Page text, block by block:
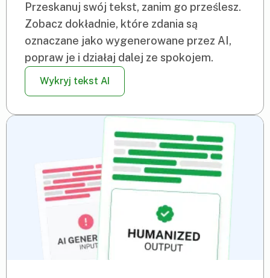
Przeskanuj swój tekst, zanim go prześlesz.
Zobacz dokładnie, które zdania są
oznaczane jako wygenerowane przez AI,
popraw je i działaj dalej ze spokojem.
Wykryj tekst AI